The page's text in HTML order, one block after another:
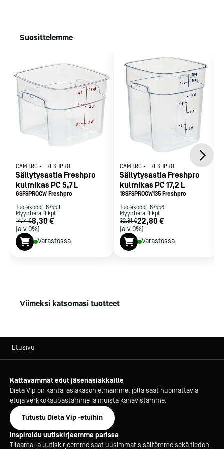
Valmistettu kestävästä polykarbonaatista
Kirkas - helpottaa inventointia
Suosittelemme
CAMBRO - FRESHPRO
Säilytysastia Freshpro
kulmikas PC 5,7 L
6SFSPROCW Freshpro
Tuotekoodi: 67553
Myyntierä: 1 kpl
14,14 €8,30 €
[alv 0%]
Varastossa
CAMBRO - FRESHPRO
Säilytysastia Freshpro
kulmikas PC 17,2 L
18SFSPROCW135 Freshpro
Tuotekoodi: 67556
Myyntierä: 1 kpl
32,81 €22,80 €
[alv 0%]
Varastossa
Viimeksi katsomasi tuotteet
Etusivu
Kattavammat edut jäsenasiakkaille
Dieta Vip on kanta-asiakasohjelmamme, jolla saat huomattavia
etuja verkkokaupastamme ja muista kanavistamme.
Tutustu Dieta Vip -etuihin
Inspiroidu uutiskirjeemme parissa
Tilaamalla uutiskirjeemme saat uusimmat sisältömme sekä tiedon